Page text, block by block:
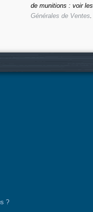
de munitions : voir les
Générales de Ventes.
?